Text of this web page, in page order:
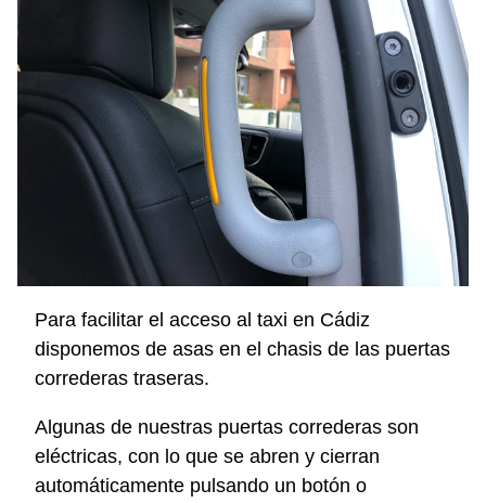
Para facilitar el acceso al taxi en Cádiz
disponemos de asas en el chasis de las puertas
correderas traseras.
Algunas de nuestras puertas correderas son
eléctricas, con lo que se abren y cierran
automáticamente pulsando un botón o